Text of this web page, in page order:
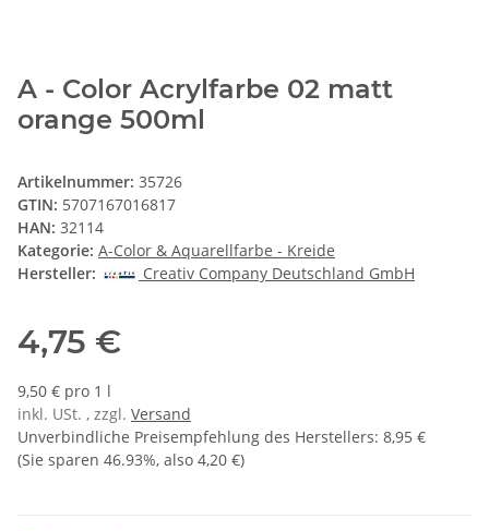
A - Color Acrylfarbe 02 matt
orange 500ml
Artikelnummer: 35726
GTIN: 5707167016817
HAN: 32114
Kategorie: A-Color & Aquarellfarbe - Kreide
Hersteller:
Creativ Company Deutschland GmbH
4,75 €
9,50 € pro 1 l
inkl. USt. , zzgl. Versand
Unverbindliche Preisempfehlung des Herstellers: 8,95 €
(Sie sparen 46.93%, also 4,20 €)